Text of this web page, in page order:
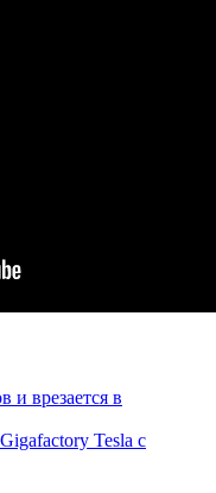
и врезается в
Tesla с